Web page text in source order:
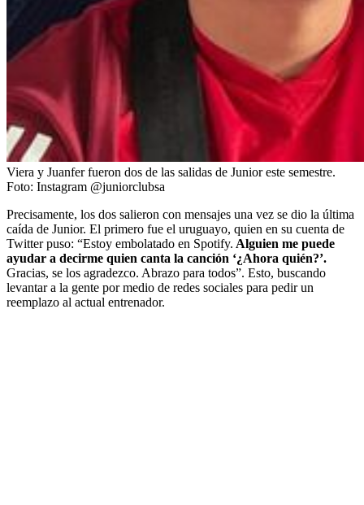
Viera y Juanfer fueron dos de las salidas de Junior este semestre.
Foto: Instagram @juniorclubsa
Precisamente, los dos salieron con mensajes una vez se dio la última
caída de Junior. El primero fue el uruguayo, quien en su cuenta de
Twitter puso: “Estoy embolatado en Spotify. Alguien me puede
ayudar a decirme quien canta la canción ‘¿Ahora quién?’.
Gracias, se los agradezco. Abrazo para todos”. Esto, buscando
levantar a la gente por medio de redes sociales para pedir un
reemplazo al actual entrenador.